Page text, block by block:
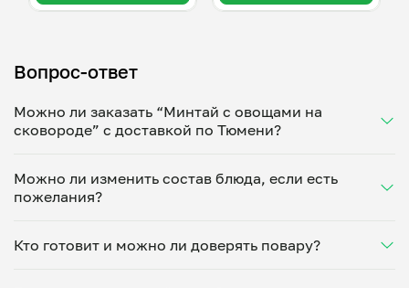
Вопрос-ответ
Можно ли заказать “Минтай с овощами на
сковороде” с доставкой по Тюмени?
Укажите удобное время — и получите свежее
домашнее блюдо в большой порции прямо с плиты.
минут. Статус заказа отслеживайте в личном
кабинете, а с поваром можно связаться напрямую в
Можно ли изменить состав блюда, если есть
пожелания?
ваши предпочтения: уберет специи, снизит
Укажите пожелания при оформлении или напишите
Кто готовит и можно ли доверять повару?